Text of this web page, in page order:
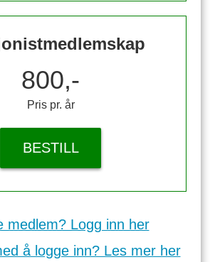
800,-
Pris pr. år
BESTILL
medlem? Logg inn her
å logge inn? Les mer her